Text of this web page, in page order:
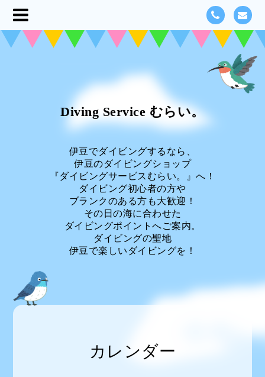
Diving Service むらい。
伊豆でダイビングするなら、
伊豆のダイビングショップ
『ダイビングサービスむらい。』へ！
ダイビング初心者の方や
ブランクのある方も大歓迎！
その日の海に合わせた
ダイビングポイントへご案内。
ダイビングの聖地
伊豆で楽しいダイビングを！
カレンダー